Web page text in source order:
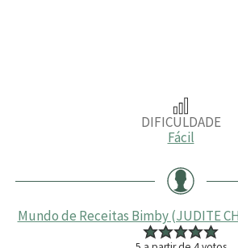
DIFICULDADE
Fácil
Mundo de Receitas Bimby (JUDITE